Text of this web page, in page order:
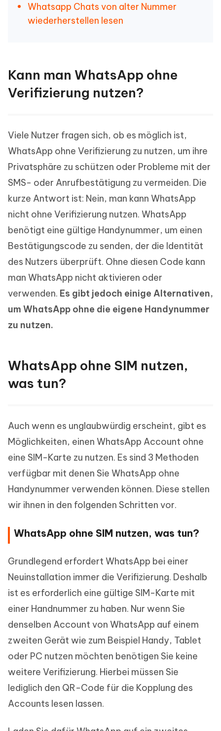
Whatsapp Chats von alter Nummer
wiederherstellen lesen
Kann man WhatsApp ohne
Verifizierung nutzen?
Viele Nutzer fragen sich, ob es möglich ist,
WhatsApp ohne Verifizierung zu nutzen, um ihre
Privatsphäre zu schützen oder Probleme mit der
SMS- oder Anrufbestätigung zu vermeiden. Die
kurze Antwort ist: Nein, man kann WhatsApp
nicht ohne Verifizierung nutzen. WhatsApp
benötigt eine gültige Handynummer, um einen
Bestätigungscode zu senden, der die Identität
des Nutzers überprüft. Ohne diesen Code kann
man WhatsApp nicht aktivieren oder
verwenden. Es gibt jedoch einige Alternativen,
um WhatsApp ohne die eigene Handynummer
zu nutzen.
WhatsApp ohne SIM nutzen,
was tun?
Auch wenn es unglaubwürdig erscheint, gibt es
Möglichkeiten, einen WhatsApp Account ohne
eine SIM-Karte zu nutzen. Es sind 3 Methoden
verfügbar mit denen Sie WhatsApp ohne
Handynummer verwenden können. Diese stellen
wir ihnen in den folgenden Schritten vor.
WhatsApp ohne SIM nutzen, was tun?
Grundlegend erfordert WhatsApp bei einer
Neuinstallation immer die Verifizierung. Deshalb
ist es erforderlich eine gültige SIM-Karte mit
einer Handnummer zu haben. Nur wenn Sie
denselben Account von WhatsApp auf einem
zweiten Gerät wie zum Beispiel Handy, Tablet
oder PC nutzen möchten benötigen Sie keine
weitere Verifizierung. Hierbei müssen Sie
lediglich den QR-Code für die Kopplung des
Accounts lesen lassen.